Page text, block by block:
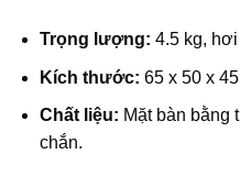
Trọng lượng: 4.5 kg,
Kích thước: 65 x 50 x
Chất liệu: Mặt bàn bằng
chắn.